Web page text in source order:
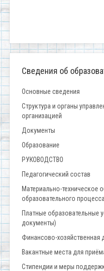
Сведения об
Основные сведения
Структура и органы
организацией
Документы
Образование
РУКОВОДСТВО
Педагогический состав
Материально-техническое
образовательного
Платные образовательные
документы)
Финансово-хозяйственная
Вакантные места для
Стипендии и меры